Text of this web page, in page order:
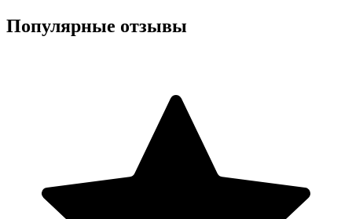
Популярные отзывы